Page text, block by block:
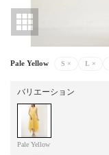
Pale Yellow S × L ×
バリエーション
Pale Yellow